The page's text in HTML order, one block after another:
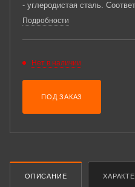
- углеродистая сталь.
10705-80. Стандартный пакет:
Подробности
Нет в наличии
ПОД ЗАКАЗ
ОПИСАНИЕ